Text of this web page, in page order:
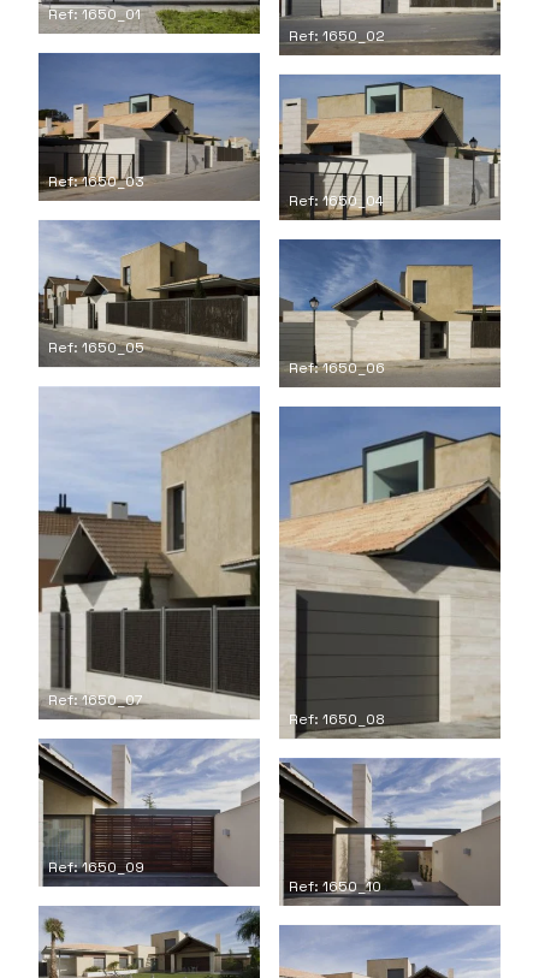
Ref: 1650_01
Ref: 1650_02
Ref: 1650_03
Ref: 1650_04
Ref: 1650_05
Ref: 1650_06
Ref: 1650_07
Ref: 1650_08
Ref: 1650_09
Ref: 1650_10